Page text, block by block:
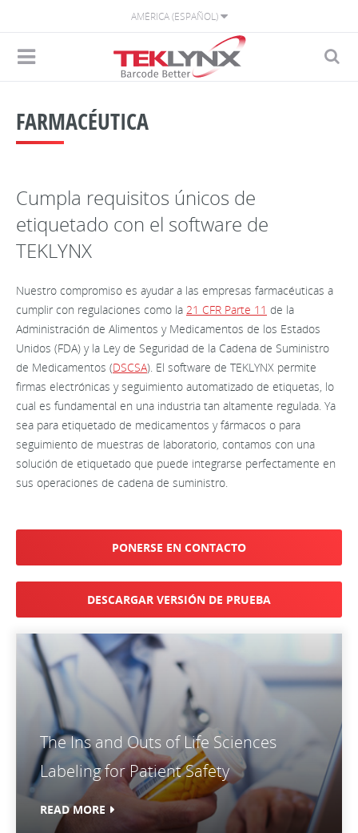
AMÉRICA (ESPAÑOL)
FARMACÉUTICA
Cumpla requisitos únicos de
etiquetado con el software de
TEKLYNX
Nuestro compromiso es ayudar a las empresas farmacéuticas a
cumplir con regulaciones como la 21 CFR Parte 11 de la
Administración de Alimentos y Medicamentos de los Estados
Unidos (FDA) y la Ley de Seguridad de la Cadena de Suministro
de Medicamentos (DSCSA). El software de TEKLYNX permite
firmas electrónicas y seguimiento automatizado de etiquetas, lo
cual es fundamental en una industria tan altamente regulada. Ya
sea para etiquetado de medicamentos y fármacos o para
seguimiento de muestras de laboratorio, contamos con una
solución de etiquetado que puede integrarse perfectamente en
sus operaciones de cadena de suministro.
PONERSE EN CONTACTO
DESCARGAR VERSIÓN DE PRUEBA
The Ins and Outs of Life Sciences
Labeling for Patient Safety
READ MORE